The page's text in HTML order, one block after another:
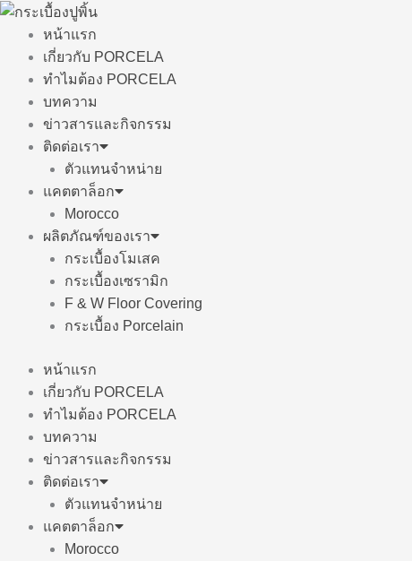
Skip
content
หน้าแรก
เกี่ยวกับ PORCELA
ทำไมต้อง PORCELA
บทความ
ข่าวสารและกิจกรรม
ติดต่อเรา
ตัวแทนจำหน่าย
แคตตาล็อก
Morocco
ผลิตภัณฑ์ของเรา
กระเบื้องโมเสค
กระเบื้องเซรามิก
F & W Floor Covering
กระเบื้อง Porcelain
หน้าแรก
เกี่ยวกับ PORCELA
ทำไมต้อง PORCELA
บทความ
ข่าวสารและกิจกรรม
ติดต่อเรา
ตัวแทนจำหน่าย
แคตตาล็อก
Morocco